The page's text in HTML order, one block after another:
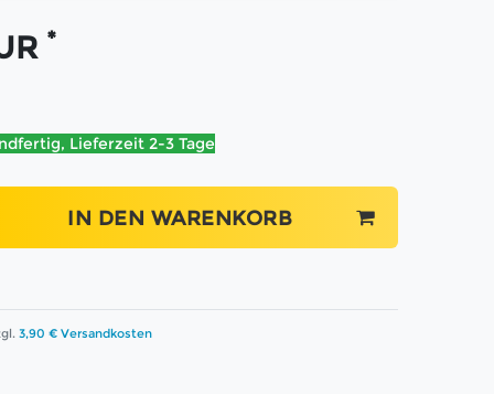
*
Lieferzeit 2-3 Tage
IN DEN WARENKORB
3,90 € Versandkosten